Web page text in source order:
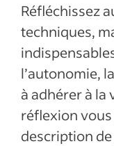
Réfléchissez
techniques,
l’autonomie,
à adhérer à la
réflexion
description